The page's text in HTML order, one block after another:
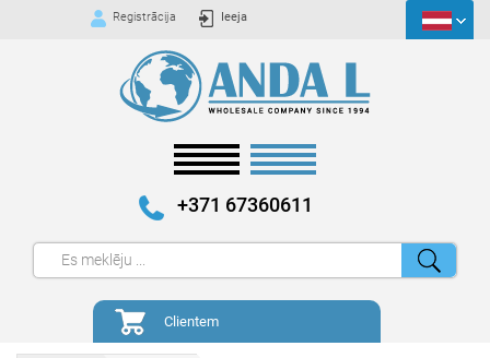
Registrācija Ieeja
+371 67360611
Clientem